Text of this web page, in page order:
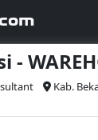
-
Kab.